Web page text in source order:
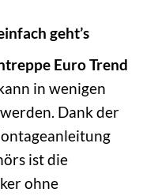
geht’s
Euro Trend
in wenigen
Dank der
ist die
ohne